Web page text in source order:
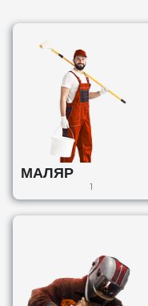
МАЛЯР
1